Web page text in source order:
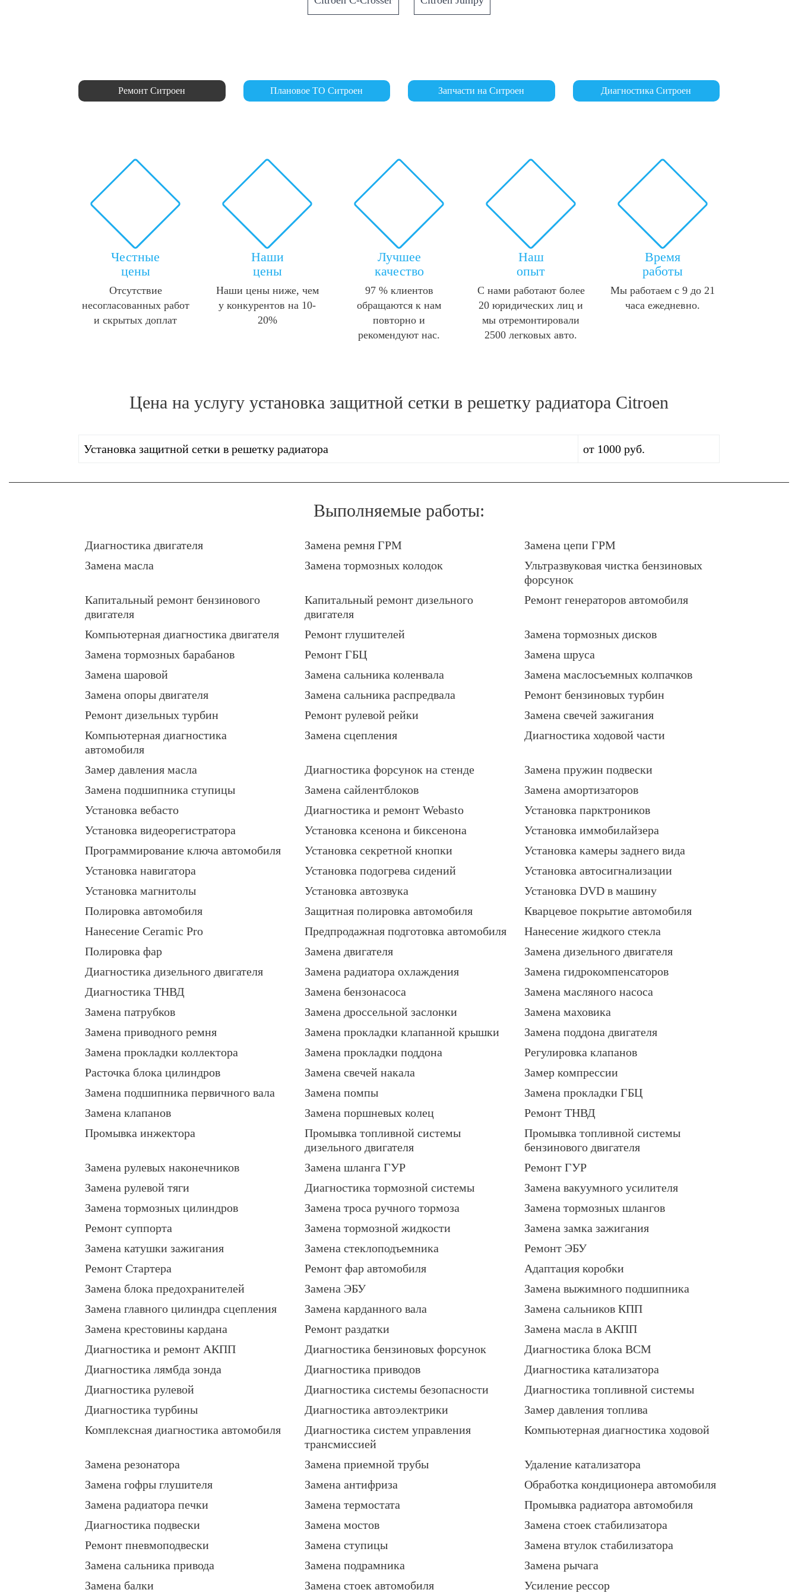
Ремонт Ситроен Плановое ТО Ситроен Запчасти на Ситроен Диагностика Ситроен
Честные
цены
Отсутствие
несогласованных работ
и скрытых доплат
Наши
цены
Наши цены ниже, чем
у конкурентов на 10-
20%
Лучшее
качество
97 % клиентов
обращаются к нам
повторно и
рекомендуют нас.
Наш
опыт
С нами работают более
20 юридических лиц и
мы отремонтировали
2500 легковых авто.
Время
работы
Мы работаем с 9 до 21
часа ежедневно.
Цена на услугу установка защитной сетки в решетку радиатора Citroen
Установка защитной сетки в решетку радиатора от 1000 руб.
Выполняемые работы:
Диагностика двигателя Замена ремня ГРМ
Замена цепи ГРМ
Замена масла
Замена тормозных колодок
Ультразвуковая чистка бензиновых
форсунок
Капитальный ремонт бензинового
двигателя
Капитальный ремонт дизельного
двигателя
Ремонт генераторов автомобиля
Компьютерная диагностика двигателя Ремонт глушителей
Замена тормозных дисков
Замена тормозных барабанов
Ремонт ГБЦ
Замена шруса
Замена шаровой
Замена сальника коленвала
Замена маслосъемных колпачков
Замена опоры двигателя
Замена сальника распредвала
Ремонт бензиновых турбин
Ремонт дизельных турбин
Ремонт рулевой рейки
Замена свечей зажигания
Компьютерная диагностика
автомобиля
Замена сцепления Диагностика ходовой части
Замер давления масла Диагностика форсунок на стенде
Замена пружин подвески
Замена подшипника ступицы
Замена сайлентблоков
Замена амортизаторов
Установка вебасто
Диагностика и ремонт Webasto
Установка парктроников
Установка видеорегистратора
Установка ксенона и биксенона
Установка иммобилайзера
Программирование ключа автомобиля
Установка секретной кнопки
Установка камеры заднего вида
Установка навигатора
Установка подогрева сидений
Установка автосигнализации
Установка магнитолы
Установка автозвука
Установка DVD в машину
Полировка автомобиля
Защитная полировка автомобиля
Кварцевое покрытие автомобиля
Нанесение Ceramic Pro
Предпродажная подготовка автомобиля
Нанесение жидкого стекла
Полировка фар
Замена двигателя
Замена дизельного двигателя
Диагностика дизельного двигателя
Замена радиатора охлаждения
Замена гидрокомпенсаторов
Диагностика ТНВД
Замена бензонасоса
Замена масляного насоса
Замена патрубков
Замена дроссельной заслонки
Замена маховика
Замена приводного ремня
Замена прокладки клапанной крышки
Замена поддона двигателя
Замена прокладки коллектора
Замена прокладки поддона
Регулировка клапанов
Расточка блока цилиндров
Замена свечей накала
Замер компрессии
Замена подшипника первичного вала
Замена помпы
Замена прокладки ГБЦ
Замена клапанов
Замена поршневых колец
Ремонт ТНВД
Промывка инжектора
Промывка топливной системы
дизельного двигателя
Промывка топливной системы
бензинового двигателя
Замена рулевых наконечников
Замена шланга ГУР
Ремонт ГУР
Замена рулевой тяги
Диагностика тормозной системы
Замена вакуумного усилителя
Замена тормозных цилиндров
Замена троса ручного тормоза
Замена тормозных шлангов
Ремонт суппорта
Замена тормозной жидкости
Замена замка зажигания
Замена катушки зажигания
Замена стеклоподъемника
Ремонт ЭБУ
Ремонт Стартера
Ремонт фар автомобиля
Адаптация коробки
Замена блока предохранителей
Замена ЭБУ
Замена выжимного подшипника
Замена главного цилиндра сцепления
Замена карданного вала
Замена сальников КПП
Замена крестовины кардана
Ремонт раздатки
Замена масла в АКПП
Диагностика и ремонт АКПП
Диагностика бензиновых форсунок
Диагностика блока BCM
Диагностика лямбда зонда
Диагностика приводов
Диагностика катализатора
Диагностика рулевой
Диагностика системы безопасности
Диагностика топливной системы
Диагностика турбины
Диагностика автоэлектрики
Замер давления топлива
Комплексная диагностика автомобиля
Диагностика систем управления
трансмиссией
Компьютерная диагностика ходовой
Замена резонатора Замена приемной трубы
Удаление катализатора
Замена гофры глушителя
Замена антифриза
Обработка кондиционера автомобиля
Замена радиатора печки
Замена термостата
Промывка радиатора автомобиля
Диагностика подвески
Замена мостов
Замена стоек стабилизатора
Ремонт пневмоподвески
Замена ступицы
Замена втулок стабилизатора
Замена сальника привода
Замена подрамника
Замена рычага
Замена балки
Замена стоек автомобиля Усиление рессор